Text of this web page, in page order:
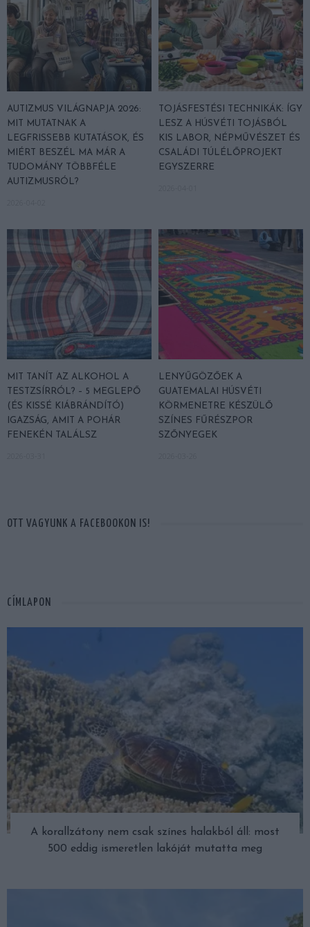
AUTIZMUS VILÁGNAPJA 2026:
MIT MUTATNAK A
LEGFRISSEBB KUTATÁSOK, ÉS
MIÉRT BESZÉL MA MÁR A
TUDOMÁNY TÖBBFÉLE
AUTIZMUSRÓL?
TOJÁSFESTÉSI TECHNIKÁK: ÍGY
LESZ A HÚSVÉTI TOJÁSBÓL
KIS LABOR, NÉPMŰVÉSZET ÉS
CSALÁDI TÚLÉLŐPROJEKT
EGYSZERRE
MIT TANÍT AZ ALKOHOL A
TESTZSÍRRÓL? – 5 MEGLEPŐ
(ÉS KISSÉ KIÁBRÁNDÍTÓ)
IGAZSÁG, AMIT A POHÁR
FENEKÉN TALÁLSZ
LENYŰGÖZŐEK A
GUATEMALAI HÚSVÉTI
KÖRMENETRE KÉSZÜLŐ
SZÍNES FŰRÉSZPOR
SZŐNYEGEK
OTT VAGYUNK A FACEBOOKON IS!
CÍMLAPON
A korallzátony nem csak színes halakból áll: most
500 eddig ismeretlen lakóját mutatta meg